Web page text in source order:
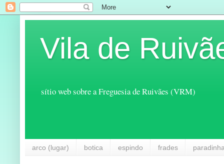
Vila de
sítio web sobre a Freguesia de Ruivães (VRM)
arco (lugar) botica espindo frades